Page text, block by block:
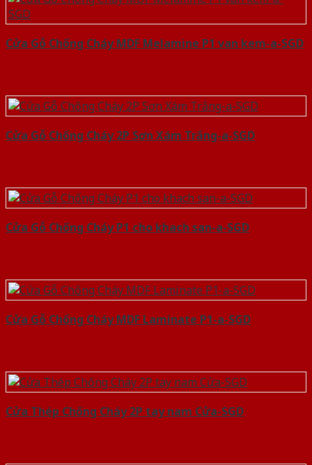
Cửa Gỗ Chống Cháy MDF Melamine P1 van kem-a-SGD
Cửa Gỗ Chống Cháy 2P Sơn Xám Trắng-a-SGD
Cửa Gỗ Chống Cháy P1 cho khach san-a-SGD
Cửa Gỗ Chống Cháy MDF Laminate P1-a-SGD
Cửa Thép Chống Cháy 2P tay nam Cửa-SGD